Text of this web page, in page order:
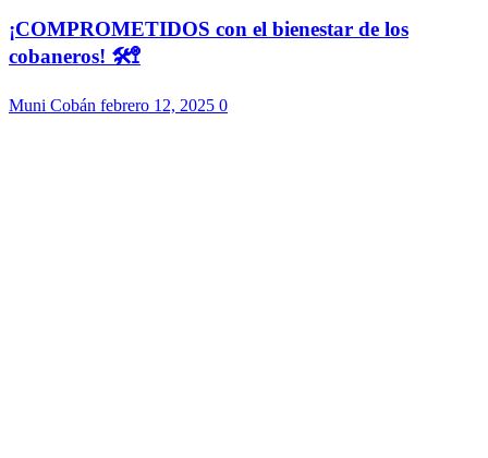
¡COMPROMETIDOS con el bienestar de los
cobaneros! 🛠️🚏
Muni Cobán febrero 12, 2025 0